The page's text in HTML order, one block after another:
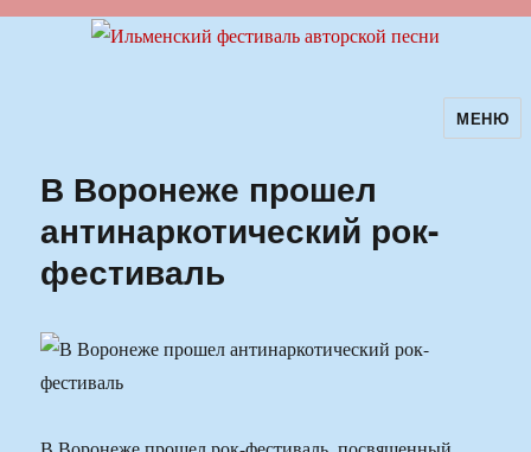
Ильменский фестиваль авторскойМЕНЮ
В Воронеже прошел
антинаркотический рок-
фестиваль